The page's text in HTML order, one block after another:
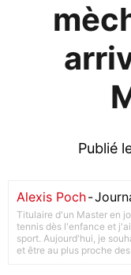
Publié
Alexis Poch-
Titulaire d'un Master en
tennis dès l'enfance et
sport. Aujourd'hui, je
et être au plus proche